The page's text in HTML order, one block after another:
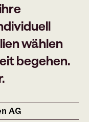
wählen
begehen.
AG